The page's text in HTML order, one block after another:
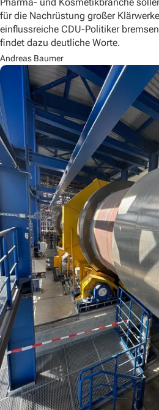
für die Nachrüstung großer
einflussreiche CDU-Politiker
findet dazu deutliche Worte.
Andreas Baumer